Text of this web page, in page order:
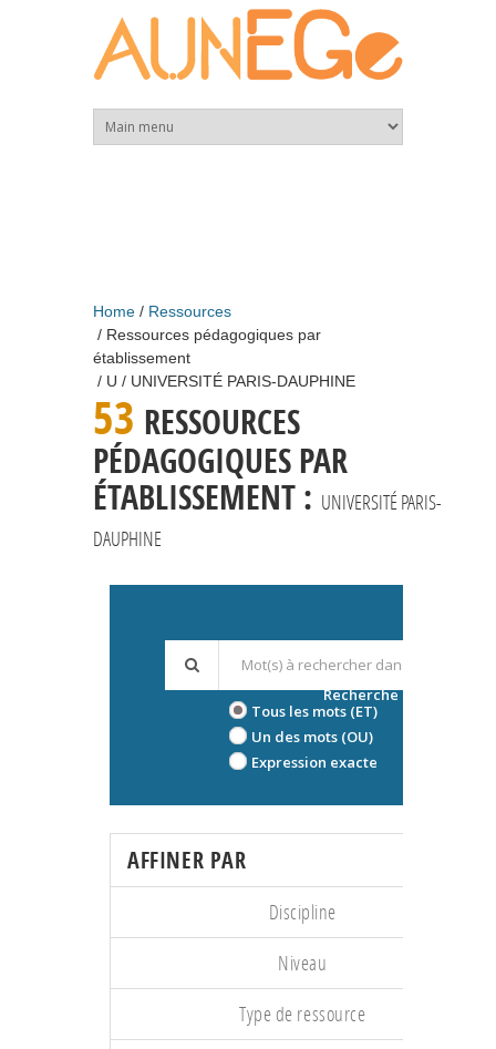
Home
Ressources
Ressources pédagogiques par
établissement
U
UNIVERSITÉ PARIS-DAUPHINE
53 RESSOURCES
PÉDAGOGIQUES PAR
ÉTABLISSEMENT : UNIVERSITÉ PARIS-
DAUPHINE
Tous les mots (ET)
Un des mots (OU)
Expression exacte
Recherche avancée
AFFINER PAR
Discipline
Niveau
Type de ressource